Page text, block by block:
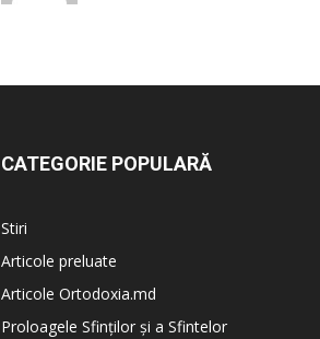
CATEGORIE POPULARĂ
Stiri
Articole preluate
Articole Ortodoxia.md
Proloagele Sfinților și a Sfintelor